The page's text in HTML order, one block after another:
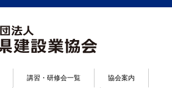
講習・研修会一覧 協会案内